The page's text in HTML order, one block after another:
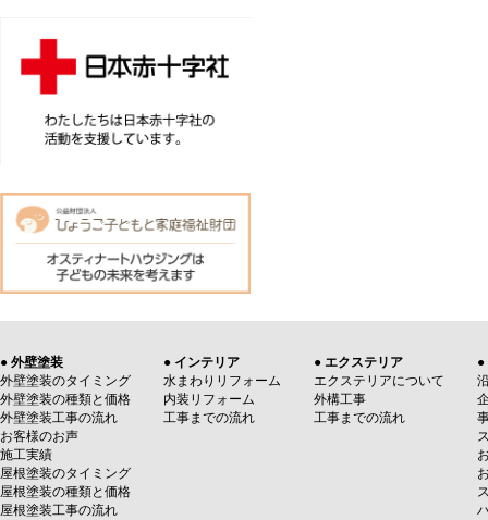
● 外壁塗装
外壁塗装のタイミング
外壁塗装の種類と価格
外壁塗装工事の流れ
お客様のお声
施工実績
屋根塗装のタイミング
屋根塗装の種類と価格
屋根塗装工事の流れ
● インテリア
水まわりリフォーム
内装リフォーム
工事までの流れ
● エクステリア
エクステリアについて
外構工事
工事までの流れ
●